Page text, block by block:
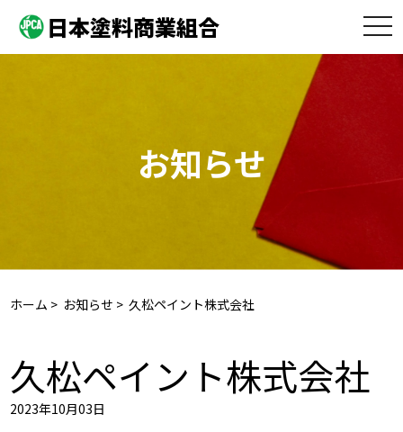
日本塗料商業組合
toggle
お知らせ
ホーム > お知らせ > 久松ペイント株式会社
久松ペイント株式会社
2023年10月03日